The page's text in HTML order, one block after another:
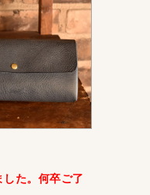
た。何卒ご了